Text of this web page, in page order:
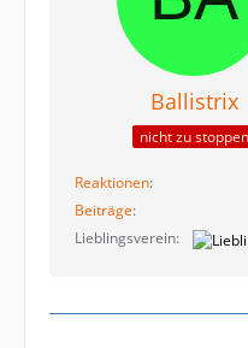
Ballistrix
nicht zu stoppen
Reaktionen
Beiträge
Lieblingsverein